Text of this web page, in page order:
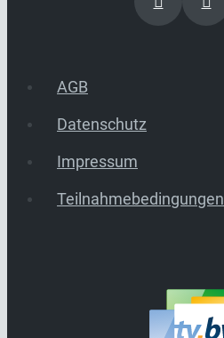
AGB
Datenschutz
Impressum
Teilnahmebedingungen